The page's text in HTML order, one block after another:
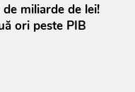
miliarde de lei!
ori peste PIB